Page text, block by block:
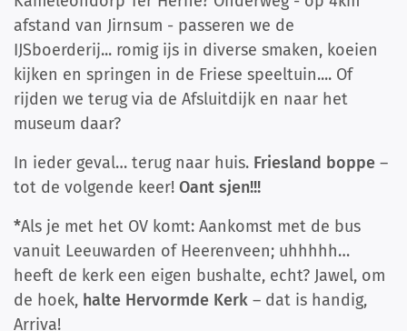
afstand van Jirnsum - passeren we de
IJSboerderij... romig ijs in diverse smaken, koeien
kijken en springen in de Friese speeltuin.... Of
rijden we terug via de Afsluitdijk en naar het
museum daar?
In ieder geval… terug naar huis. Friesland boppe –
tot de volgende keer! Oant sjen!!!
*Als je met het OV komt: Aankomst met de bus
vanuit Leeuwarden of Heerenveen; uhhhhh…
heeft de kerk een eigen bushalte, echt? Jawel, om
de hoek, halte Hervormde Kerk – dat is handig,
Arriva!